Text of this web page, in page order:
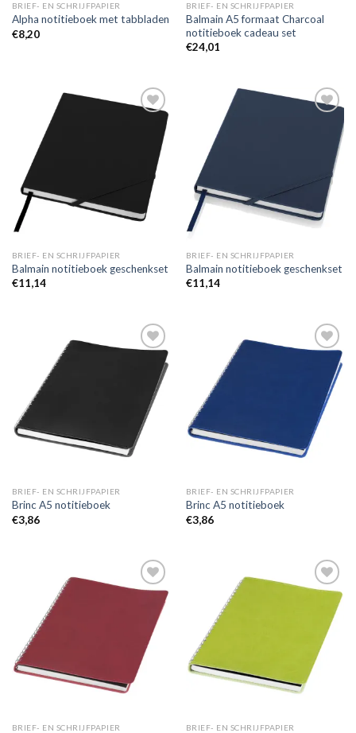
BRIEF- EN SCHRIJFPAPIER
Alpha notitieboek met tabbladen
€8,20
BRIEF- EN SCHRIJFPAPIER
Balmain A5 formaat Charcoal
notitieboek cadeau set
€24,01
BRIEF- EN SCHRIJFPAPIER
Balmain notitieboek geschenkset
€11,14
BRIEF- EN SCHRIJFPAPIER
Balmain notitieboek geschenkset
€11,14
wenslijst
BRIEF- EN SCHRIJFPAPIER
Brinc A5 notitieboek
€3,86
wenslijst
BRIEF- EN SCHRIJFPAPIER
Brinc A5 notitieboek
€3,86
wenslijst
BRIEF- EN SCHRIJFPAPIER
Toevoegen
wenslijst
BRIEF- EN SCHRIJFPAPIER